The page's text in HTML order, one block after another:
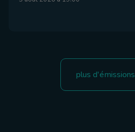
plus d'émissions